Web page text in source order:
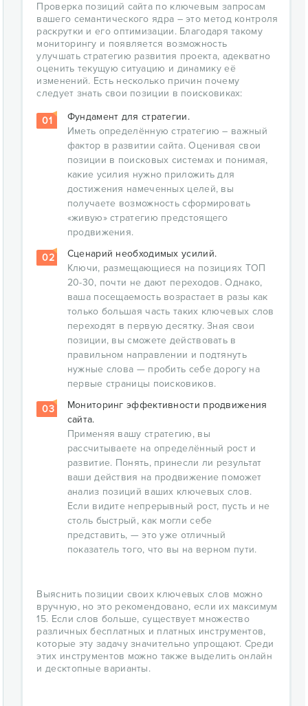
Проверка позиций сайта по ключевым запросам
вашего семантического ядра – это метод контроля
раскрутки и его оптимизации. Благодаря такому
мониторингу и появляется возможность
улучшать стратегию развития проекта, адекватно
оценить текущую ситуацию и динамику её
изменений. Есть несколько причин почему
следует знать свои позиции в поисковиках:
01
Фундамент для стратегии.
Иметь определённую стратегию – важный
фактор в развитии сайта. Оценивая свои
позиции в поисковых системах и понимая,
какие усилия нужно приложить для
достижения намеченных целей, вы
получаете возможность сформировать
«живую» стратегию предстоящего
продвижения.
02
Сценарий необходимых усилий.
Ключи, размещающиеся на позициях ТОП
20-30, почти не дают переходов. Однако,
ваша посещаемость возрастает в разы как
только большая часть таких ключевых слов
переходят в первую десятку. Зная свои
позиции, вы сможете действовать в
правильном направлении и подтянуть
нужные слова — пробить себе дорогу на
первые страницы поисковиков.
03
Мониторинг эффективности продвижения
сайта.
Применяя вашу стратегию, вы
рассчитываете на определённый рост и
развитие. Понять, принесли ли результат
ваши действия на продвижение поможет
анализ позиций ваших ключевых слов.
Если видите непрерывный рост, пусть и не
столь быстрый, как могли себе
представить, — это уже отличный
показатель того, что вы на верном пути.
Выяснить позиции своих ключевых слов можно
вручную, но это рекомендовано, если их максимум
15. Если слов больше, существует множество
различных бесплатных и платных инструментов,
которые эту задачу значительно упрощают. Среди
этих инструментов можно также выделить онлайн
и десктопные варианты.